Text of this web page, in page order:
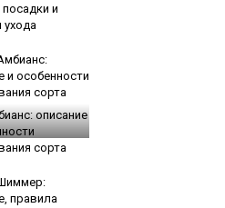
и
описание
сорта